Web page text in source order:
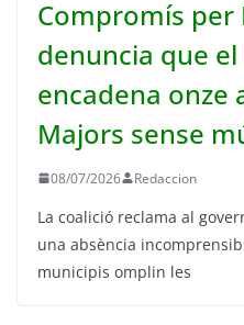
Compromís per
denuncia que
encadena onze
Majors sense
08/07/2026 Redaccion
La coalició reclama al
una absència
municipis omplin les